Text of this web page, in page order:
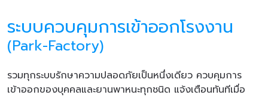
ระบบควบคุมการเข้าออกโรงงาน
(Park-Factory)
รวมทุกระบบรักษาความปลอดภัยเป็นหนึ่งเดียว ควบคุมการ
เข้าออกของบุคคลและยานพาหนะทุกชนิด แจ้งเตือนทันทีเมื่อ